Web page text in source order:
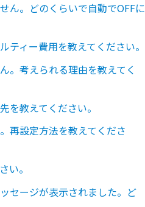
ん。どのくらいで自動でOFFに
ィー費用を教えてください。
。考えられる理由を教えてく
を教えてください。
再設定方法を教えてくださ
い。
セージが表示されました。ど